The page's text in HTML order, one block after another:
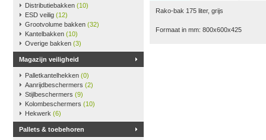
Distributiebakken (10)
ESD veilig (12)
Grootvolume bakken (32)
Kantelbakken (10)
Overige bakken (3)
Magazijn veiligheid
Palletkantelhekken (0)
Aanrijdbeschermers (2)
Stijlbeschermers (9)
Kolombeschermers (10)
Hekwerk (6)
Pallets & toebehoren
Rako-bak 175 liter, grijs
Formaat in mm: 800x600x425